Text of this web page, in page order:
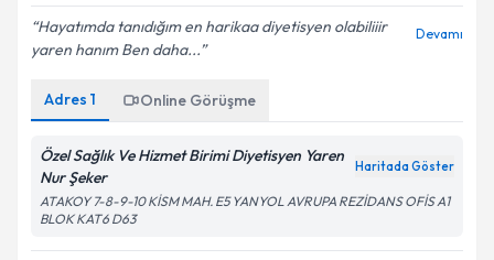
Hayatımda tanıdığım en harikaa diyetisyen olabiliiir
yaren hanım Ben daha...
Devamı
Adres 1 Online Görüşme
Özel Sağlık Ve Hizmet Birimi Diyetisyen Yaren
Nur Şeker
Haritada Göster
ATAKOY 7-8-9-10 KİSM MAH. E5 YANYOL AVRUPA REZİDANS OFİS A1
BLOK KAT6 D63